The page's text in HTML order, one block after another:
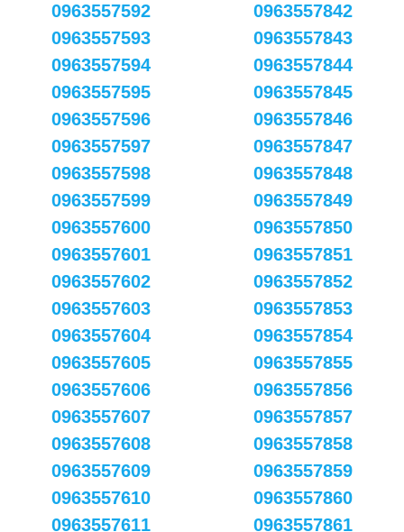
0963557592
0963557593
0963557594
0963557595
0963557596
0963557597
0963557598
0963557599
0963557600
0963557601
0963557602
0963557603
0963557604
0963557605
0963557606
0963557607
0963557608
0963557609
0963557610
0963557611
0963557842
0963557843
0963557844
0963557845
0963557846
0963557847
0963557848
0963557849
0963557850
0963557851
0963557852
0963557853
0963557854
0963557855
0963557856
0963557857
0963557858
0963557859
0963557860
0963557861